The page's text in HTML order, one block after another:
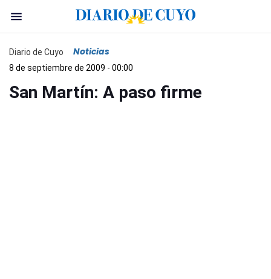
Diario de Cuyo Noticias
8 de septiembre de 2009 - 00:00
San Martín: A paso firme